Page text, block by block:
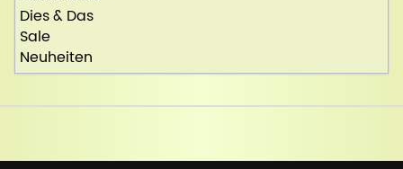
Dies & Das
Sale
Neuheiten